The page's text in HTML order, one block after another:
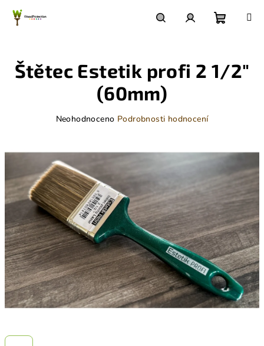
obsah
košík
Štětec Estetik profi 2 1/2"
(60mm)
Průměrné
je
0,0
z
5
hvězdiček.
Neohodnoceno Podrobnosti hodnocení